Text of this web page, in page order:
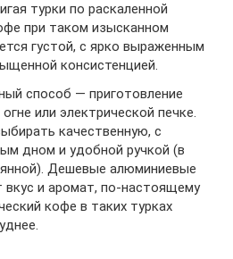
турки по раскаленной
при таком изысканном
густой, с ярко выраженным
консистенцией.
способ — приготовление
или электрической печке.
качественную, с
дном и удобной ручкой (в
Дешевые алюминиевые
вкус и аромат, по-настоящему
кофе в таких турках